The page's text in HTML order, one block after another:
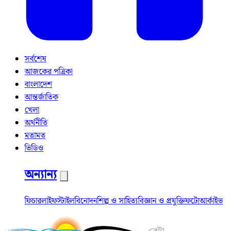
সর্বশেষ
আজকের পত্রিকা
বাংলাদেশ
আন্তর্জাতিক
খেলা
অর্থনীতি
মতামত
ভিডিও
অন্যান্য
ফিচারলাইফস্টাইলবিনোদনশিল্প ও সাহিত্যবিজ্ঞান ও প্রযুক্তিফটোআর্কাইভ